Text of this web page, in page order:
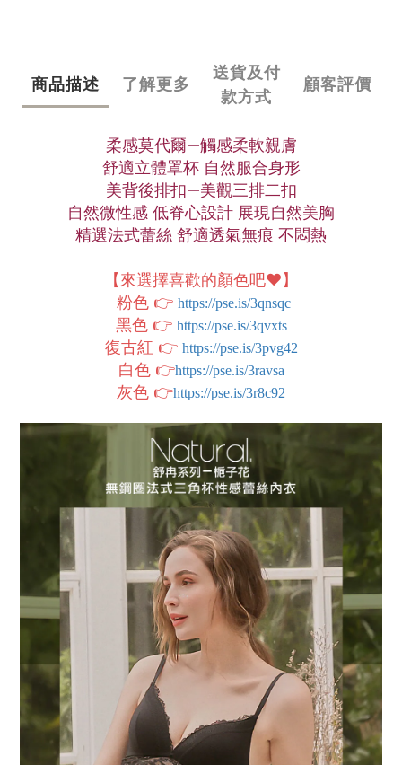
商品描述 了解更多
送貨及付
款方式
顧客評價
柔感莫代爾—觸感柔軟親膚
舒適立體罩杯 自然服合身形
美背後排扣—美觀三排二扣
自然微性感 低脊心設計 展現自然美胸
精選法式蕾絲 舒適透氣無痕 不悶熱
【來選擇喜歡的顏色吧❤️】
粉色 👉 https://pse.is/3qnsqc
黑色 👉 https://pse.is/3qvxts
復古紅 👉 https://pse.is/3pvg42
白色 👉https://pse.is/3ravsa
灰色 👉https://pse.is/3r8c92